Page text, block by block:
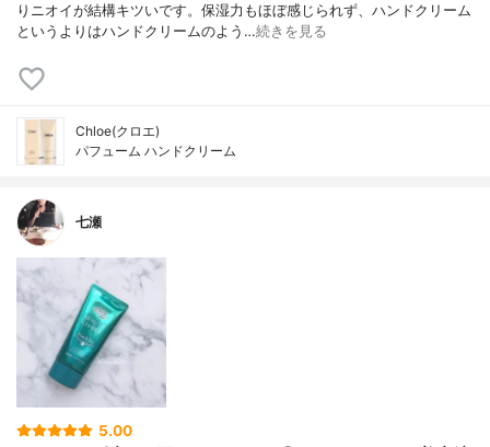
りニオイが結構キツいです。保湿力もほぼ感じられず、ハンドクリーム
というよりはハンドクリームのよう…続きを見る
Chloe(クロエ)
パフューム ハンドクリーム
七瀬
5.00